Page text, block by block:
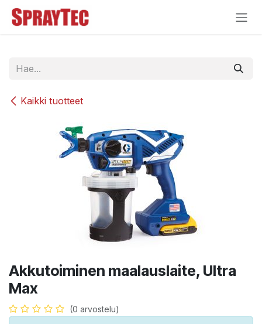
Siirry sisältöön
Kaikki tuotteet
Akkutoiminen maalauslaite, Ultra
Max
(0 arvostelu)